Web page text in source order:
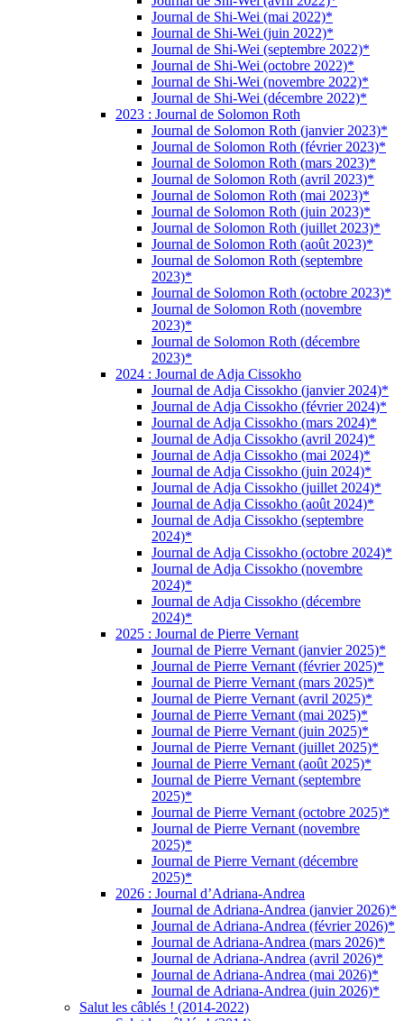
Journal de Shi-Wei (mai 2022)*
Journal de Shi-Wei (juin 2022)*
Journal de Shi-Wei (septembre 2022)*
Journal de Shi-Wei (octobre 2022)*
Journal de Shi-Wei (novembre 2022)*
Journal de Shi-Wei (décembre 2022)*
2023 : Journal de Solomon Roth
Journal de Solomon Roth (janvier 2023)*
Journal de Solomon Roth (février 2023)*
Journal de Solomon Roth (mars 2023)*
Journal de Solomon Roth (avril 2023)*
Journal de Solomon Roth (mai 2023)*
Journal de Solomon Roth (juin 2023)*
Journal de Solomon Roth (juillet 2023)*
Journal de Solomon Roth (août 2023)*
Journal de Solomon Roth (septembre
2023)*
Journal de Solomon Roth (octobre 2023)*
Journal de Solomon Roth (novembre
2023)*
Journal de Solomon Roth (décembre
2023)*
2024 : Journal de Adja Cissokho
Journal de Adja Cissokho (janvier 2024)*
Journal de Adja Cissokho (février 2024)*
Journal de Adja Cissokho (mars 2024)*
Journal de Adja Cissokho (avril 2024)*
Journal de Adja Cissokho (mai 2024)*
Journal de Adja Cissokho (juin 2024)*
Journal de Adja Cissokho (juillet 2024)*
Journal de Adja Cissokho (août 2024)*
Journal de Adja Cissokho (septembre
2024)*
Journal de Adja Cissokho (octobre 2024)*
Journal de Adja Cissokho (novembre
2024)*
Journal de Adja Cissokho (décembre
2024)*
2025 : Journal de Pierre Vernant
Journal de Pierre Vernant (janvier 2025)*
Journal de Pierre Vernant (février 2025)*
Journal de Pierre Vernant (mars 2025)*
Journal de Pierre Vernant (avril 2025)*
Journal de Pierre Vernant (mai 2025)*
Journal de Pierre Vernant (juin 2025)*
Journal de Pierre Vernant (juillet 2025)*
Journal de Pierre Vernant (août 2025)*
Journal de Pierre Vernant (septembre
2025)*
Journal de Pierre Vernant (octobre 2025)*
Journal de Pierre Vernant (novembre
2025)*
Journal de Pierre Vernant (décembre
2025)*
2026 : Journal d’Adriana-Andrea
Journal de Adriana-Andrea (janvier 2026)*
Journal de Adriana-Andrea (février 2026)*
Journal de Adriana-Andrea (mars 2026)*
Journal de Adriana-Andrea (avril 2026)*
Journal de Adriana-Andrea (mai 2026)*
Journal de Adriana-Andrea (juin 2026)*
Salut les câblés ! (2014-2022)